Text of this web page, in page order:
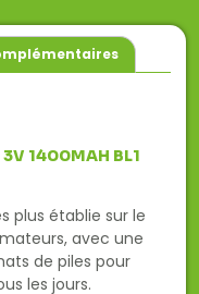
1400MAH BL1
plus établie sur le
avec une
de piles pour
les jours.